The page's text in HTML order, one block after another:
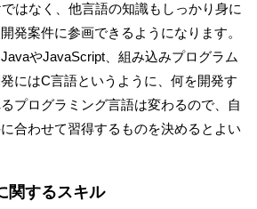
はなく、他言語の知識もしっかり身に
発案件に参画できるようになります。
やJavaScript、組み込みプログラム
にはC言語というように、何を開発す
プログラミング言語は変わるので、自
合わせて習得するものを決めるとよい
関するスキル